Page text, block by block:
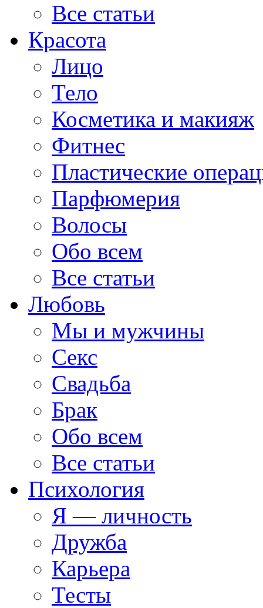
Все статьи
Красота
Лицо
Тело
Косметика и макияж
Фитнес
Пластические
Парфюмерия
Волосы
Обо всем
Все статьи
Любовь
Мы и мужчины
Секс
Свадьба
Брак
Обо всем
Все статьи
Психология
Я — личность
Дружба
Карьера
Тесты